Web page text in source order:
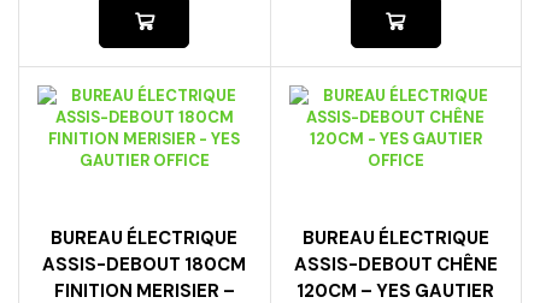
BUREAU ÉLECTRIQUE
ASSIS-DEBOUT 180CM
FINITION MERISIER –
BUREAU ÉLECTRIQUE
ASSIS-DEBOUT CHÊNE
120CM – YES GAUTIER